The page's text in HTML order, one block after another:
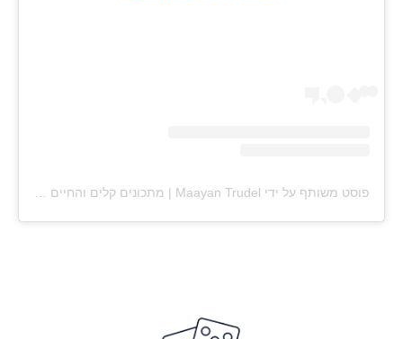
פוסט משותף על ידי ‏‎Maayan Trudel | מתכונים קלים והחיים עצמם‎‏ (@‏‎maayan.shtrudel‎‏)